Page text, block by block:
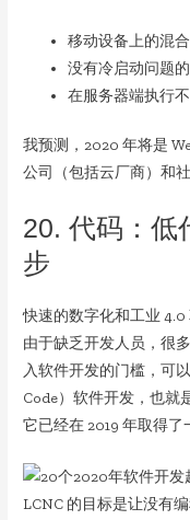
移动设备上的混合
没有冷启动问题
在服务器端执行
我预测，2020 年将是
公司（包括云厂商）和
20. 代码：低
步
快速的数字化和工业 4.0
由于缺乏开发人员，很
入软件开发的门槛，可
Code）软件开发，也就
它已经在 2019 年取得了
LCNC 的目标是让没有